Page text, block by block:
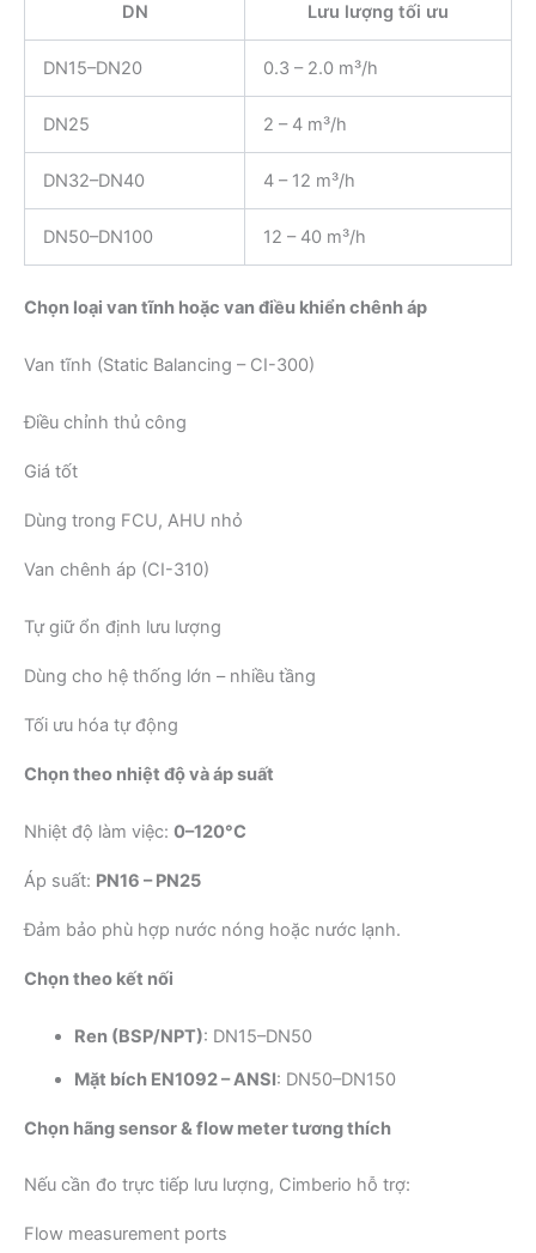
DN Lưu lượng tối ưu
DN15–DN20 0.3 – 2.0 m³/h
DN25 2 – 4 m³/h
DN32–DN40 4 – 12 m³/h
DN50–DN100 12 – 40 m³/h
Chọn loại van tĩnh hoặc van điều khiển chênh áp
Van tĩnh (Static Balancing – CI-300)
Điều chỉnh thủ công
Giá tốt
Dùng trong FCU, AHU nhỏ
Van chênh áp (CI-310)
Tự giữ ổn định lưu lượng
Dùng cho hệ thống lớn – nhiều tầng
Tối ưu hóa tự động
Chọn theo nhiệt độ và áp suất
Nhiệt độ làm việc: 0–120°C
Áp suất: PN16 – PN25
Đảm bảo phù hợp nước nóng hoặc nước lạnh.
Chọn theo kết nối
Ren (BSP/NPT): DN15–DN50
Mặt bích EN1092 – ANSI: DN50–DN150
Chọn hãng sensor & flow meter tương thích
Nếu cần đo trực tiếp lưu lượng, Cimberio hỗ trợ:
Flow measurement ports